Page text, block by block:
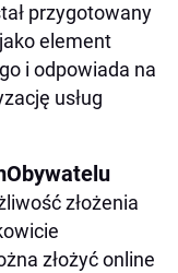
przygotowany
element
i odpowiada na
usług
złożenia
złożyć online